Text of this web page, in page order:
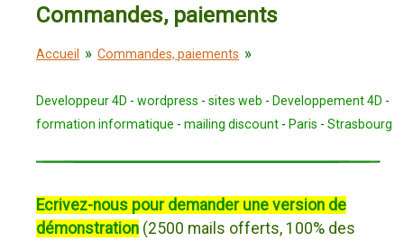
Commandes, paiements
Accueil » Commandes, paiements »
Developpeur 4D - wordpress - sites web - Developpement 4D -
formation informatique - mailing discount - Paris - Strasbourg
Ecrivez-nous pour demander une version de
démonstration (2500 mails offerts, 100% des